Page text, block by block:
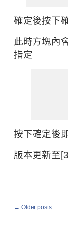
確定後按下
此時方塊內
指定
按下確定後
版本更新至
← Older posts